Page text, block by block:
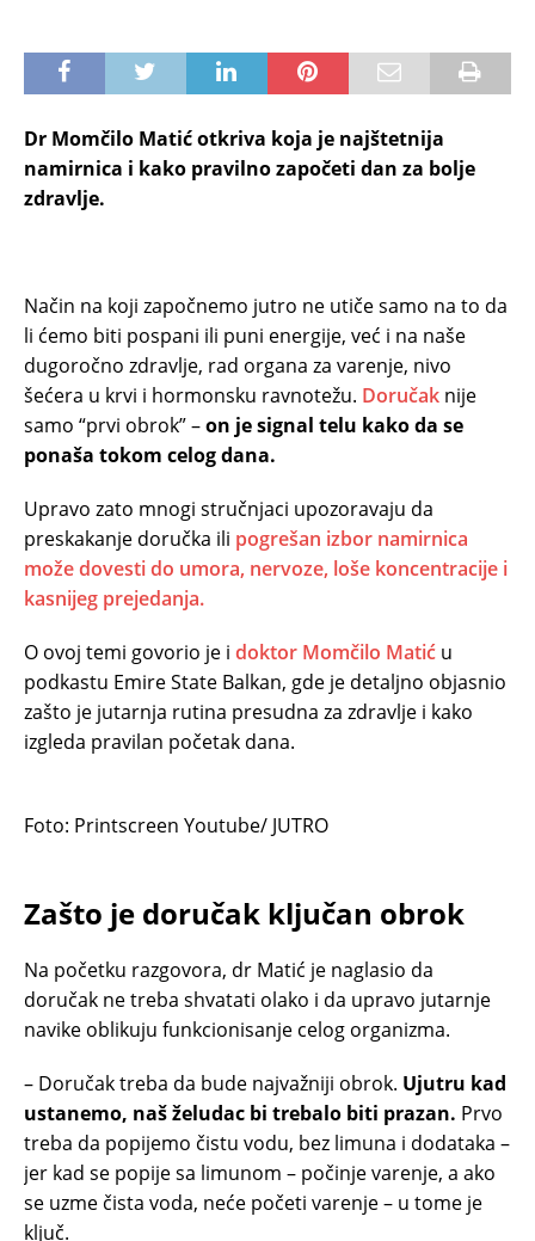
Dr Momčilo Matić otkriva koja je najštetnija
namirnica i kako pravilno započeti dan za bolje
zdravlje.
Način na koji započnemo jutro ne utiče samo na to da
li ćemo biti pospani ili puni energije, već i na naše
dugoročno zdravlje, rad organa za varenje, nivo
šećera u krvi i hormonsku ravnotežu. Doručak nije
samo “prvi obrok” –on je signal telu kako da se
ponaša tokom celog dana.
Upravo zato mnogi stručnjaci upozoravaju da
preskakanje doručka ili pogrešan izbor namirnica
može dovesti do umora, nervoze, loše koncentracije i
kasnijeg prejedanja.
O ovoj temi govorio je i doktor Momčilo Matić u
podkastu Emire State Balkan, gde je detaljno objasnio
zašto je jutarnja rutina presudna za zdravlje i kako
izgleda pravilan početak dana.
Foto: Printscreen Youtube/ JUTRO
Zašto je doručak ključan obrok
Na početku razgovora, dr Matić je naglasio da
doručak ne treba shvatati olako i da upravo jutarnje
navike oblikuju funkcionisanje celog organizma.
– Doručak treba da bude najvažniji obrok. Ujutru kad
ustanemo, naš želudac bi trebalo biti prazan. Prvo
treba da popijemo čistu vodu, bez limuna i dodataka –
jer kad se popije sa limunom – počinje varenje, a ako
se uzme čista voda, neće početi varenje – u tome je
ključ.